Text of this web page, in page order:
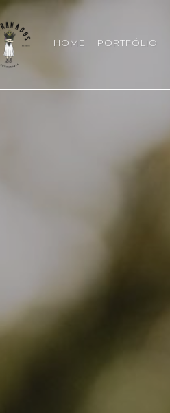
HOME PORTFÓLIO